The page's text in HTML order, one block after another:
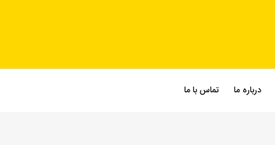
درباره ما تماس با ما